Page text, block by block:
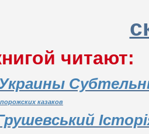
читают:
казаков